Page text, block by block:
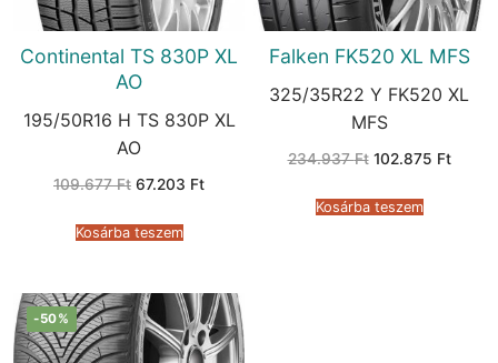
Continental TS 830P XL
AO
195/50R16 H TS 830P XL
AO
109.677Ft Original
109.677 Ft.
67.203 FtCurrent
Kosárba teszem
Falken FK520 XL MFS
325/35R22 Y FK520 XL
MFS
234.937Ft Original
234.937 Ft.
102.875 Ft
Kosárba teszem
-50%